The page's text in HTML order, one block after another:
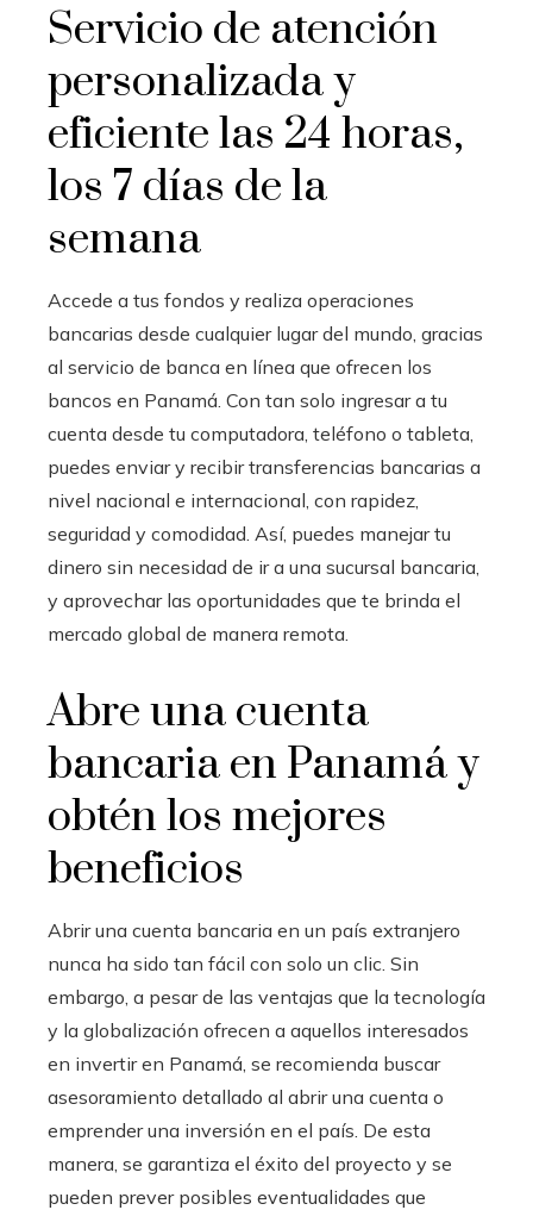
Servicio de atención
personalizada y
eficiente las 24 horas,
los 7 días de la
semana
Accede a tus fondos y realiza operaciones
bancarias desde cualquier lugar del mundo, gracias
al servicio de banca en línea que ofrecen los
bancos en Panamá. Con tan solo ingresar a tu
cuenta desde tu computadora, teléfono o tableta,
puedes enviar y recibir transferencias bancarias a
nivel nacional e internacional, con rapidez,
seguridad y comodidad. Así, puedes manejar tu
dinero sin necesidad de ir a una sucursal bancaria,
y aprovechar las oportunidades que te brinda el
mercado global de manera remota.
Abre una cuenta
bancaria en Panamá y
obtén los mejores
beneficios
Abrir una cuenta bancaria en un país extranjero
nunca ha sido tan fácil con solo un clic. Sin
embargo, a pesar de las ventajas que la tecnología
y la globalización ofrecen a aquellos interesados
en invertir en Panamá, se recomienda buscar
asesoramiento detallado al abrir una cuenta o
emprender una inversión en el país. De esta
manera, se garantiza el éxito del proyecto y se
pueden prever posibles eventualidades que